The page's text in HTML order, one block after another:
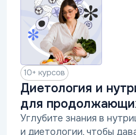
400+ курсов
Менеджмент и управление
с нуля
Освойте востребованную профессию
в менеджменте и управлении.
Научитесь организовывать процессы,
руководить командами, управлять
проектами, бизнесом и сервисом.
Выбрать курс